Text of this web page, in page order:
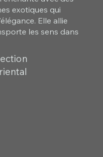
exotiques qui
Elle allie
les sens dans